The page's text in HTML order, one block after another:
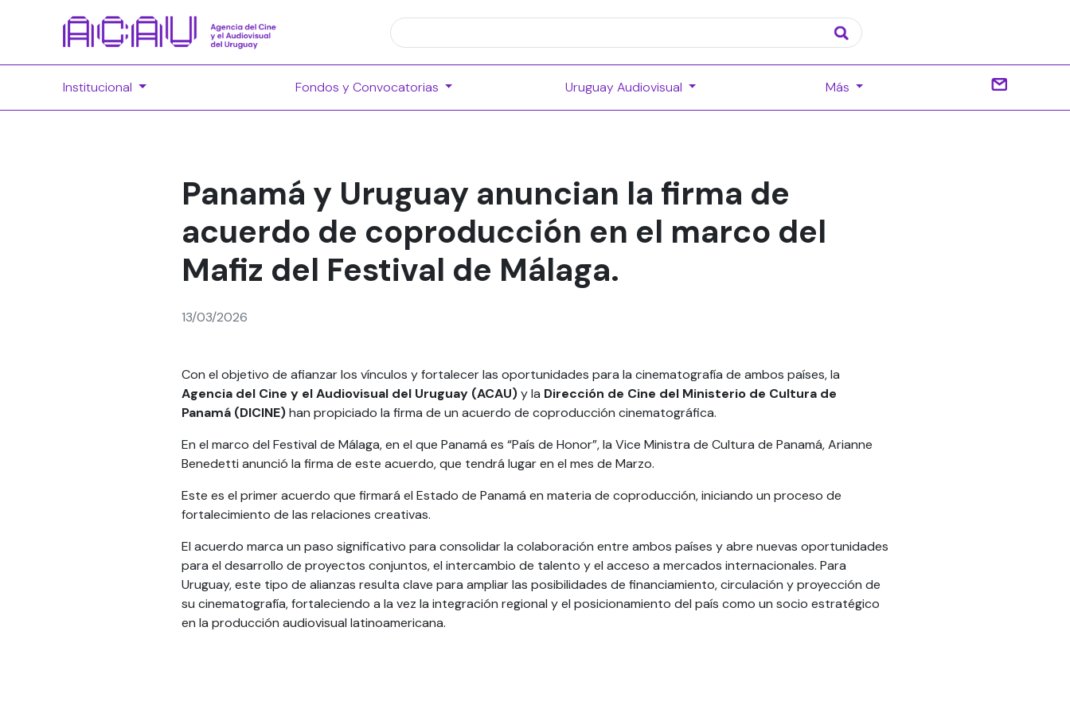
Institucional Fondos y Convocatorias Uruguay Audiovisual Más
Panamá y Uruguay anuncian la firma de
acuerdo de coproducción en el marco del
Mafiz del Festival de Málaga.
13/03/2026
Con el objetivo de afianzar los vínculos y fortalecer las oportunidades para la cinematografía de ambos países, la
Agencia del Cine y el Audiovisual del Uruguay (ACAU)y la Dirección de Cine del Ministerio de Cultura de
Panamá (DICINE)han propiciado la firma de un acuerdo de coproducción cinematográfica.
En el marco del Festival de Málaga, en el que Panamá es “País de Honor”, la Vice Ministra de Cultura de Panamá, Arianne
Benedetti anunció la firma de este acuerdo, que tendrá lugar en el mes de Marzo.
Este es el primer acuerdo que firmará el Estado de Panamá en materia de coproducción, iniciando un proceso de
fortalecimiento de las relaciones creativas.
El acuerdo marca un paso significativo para consolidar la colaboración entre ambos países y abre nuevas oportunidades
para el desarrollo de proyectos conjuntos, el intercambio de talento y el acceso a mercados internacionales. Para
Uruguay, este tipo de alianzas resulta clave para ampliar las posibilidades de financiamiento, circulación y proyección de
su cinematografía, fortaleciendo a la vez la integración regional y el posicionamiento del país como un socio estratégico
en la producción audiovisual latinoamericana.